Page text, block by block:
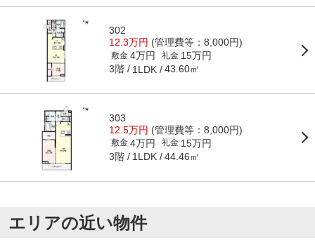
302
12.3万円 (管理費等：8,000円)
敷金 4万円 礼金 15万円
3階 1LDK 43.60㎡
303
12.5万円 (管理費等：8,000円)
敷金 4万円 礼金 15万円
3階 1LDK 44.46㎡
エリアの近い物件